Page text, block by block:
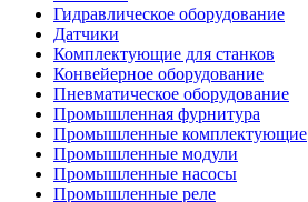
Гидравлическое оборудование
Датчики
Комплектующие для станков
Конвейерное оборудование
Пневматическое оборудование
Промышленная фурнитура
Промышленные комплектующие
Промышленные модули
Промышленные насосы
Промышленные реле